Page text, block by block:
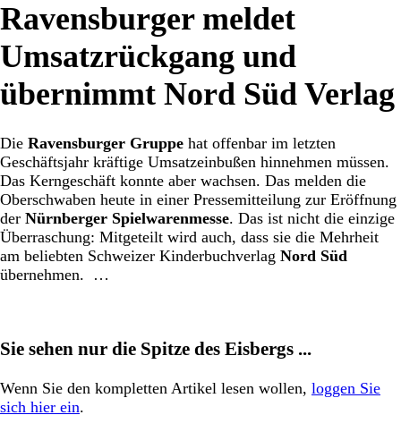
Ravensburger meldet
Umsatzrückgang und
übernimmt Nord Süd Verlag
Die Ravensburger Gruppe hat offenbar im letzten
Geschäftsjahr kräftige Umsatzeinbußen hinnehmen müssen.
Das Kerngeschäft konnte aber wachsen. Das melden die
Oberschwaben heute in einer Pressemitteilung zur Eröffnung
der Nürnberger Spielwarenmesse. Das ist nicht die einzige
Überraschung: Mitgeteilt wird auch, dass sie die Mehrheit
am beliebten Schweizer Kinderbuchverlag Nord Süd
übernehmen. …
Sie sehen nur die Spitze des Eisbergs ...
Wenn Sie den kompletten Artikel lesen wollen, loggen Sie
sich hier ein.